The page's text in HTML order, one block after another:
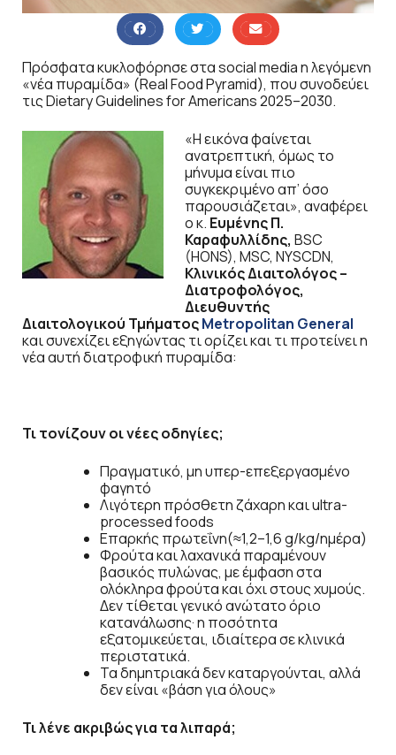
Πρόσφατα κυκλοφόρησε στα social media η λεγόμενη
«νέα πυραμίδα» (Real Food Pyramid), που συνοδεύει
τις Dietary Guidelines for Americans 2025–2030.
«Η εικόνα φαίνεται
ανατρεπτική, όμως το
μήνυμα είναι πιο
συγκεκριμένο απ’ όσο
παρουσιάζεται», αναφέρει
ο κ. Ευμένης Π.
Καραφυλλίδης, BSC
(HONS), MSC, NYSCDN,
Κλινικός Διαιτολόγος –
Διατροφολόγος,
Διευθυντής
Διαιτολογικού ΤμήματοςMetropolitan General
και συνεχίζει εξηγώντας τι ορίζει και τι προτείνει η
νέα αυτή διατροφική πυραμίδα:
Τι τονίζουν οι νέες οδηγίες;
Πραγματικό, μη υπερ-επεξεργασμένο
φαγητό
Λιγότερη πρόσθετη ζάχαρη και ultra-
processed foods
Επαρκής πρωτεΐνη(≈1,2–1,6 g/kg/ημέρα)
Φρούτα και λαχανικά παραμένουν
βασικός πυλώνας, με έμφαση στα
ολόκληρα φρούτα και όχι στους χυμούς.
Δεν τίθεται γενικό ανώτατο όριο
κατανάλωσης· η ποσότητα
εξατομικεύεται, ιδιαίτερα σε κλινικά
περιστατικά.
Τα δημητριακά δεν καταργούνται, αλλά
δεν είναι «βάση για όλους»
Τι λένε ακριβώς για τα λιπαρά;